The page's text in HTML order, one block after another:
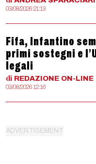
03/08/2026 21:13
Fifa, Infantino
primi sostegni e
legali
di REDAZIONE ON-LINE
03/08/2026 12:16